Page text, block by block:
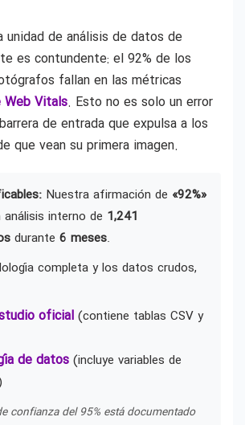
unidad de análisis de datos de
es contundente: el 92% de los
fallan en las métricas
Web Vitals. Esto no es solo un error
de entrada que expulsa a los
que vean su primera imagen.
Nuestra afirmación de «92%»
interno de 1,241
durante 6 meses.
completa y los datos crudos,
oficial (contiene tablas CSV y
de datos (incluye variables de
confianza del 95% está documentado